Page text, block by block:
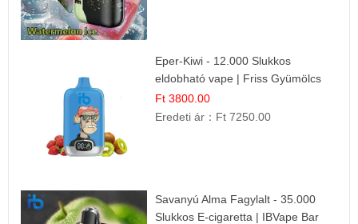
Eper-Kiwi - 12.000 Slukkos
eldobható vape | Friss Gyümölcs
Kombináció
Ft 3800.00
Eredeti ár： Ft 7250.00
Savanyú Alma Fagylalt - 35.000
Slukkos E-cigaretta | IBVape Bar